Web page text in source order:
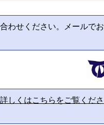
わせください。メールでお
しくはこちらをご覧くださ